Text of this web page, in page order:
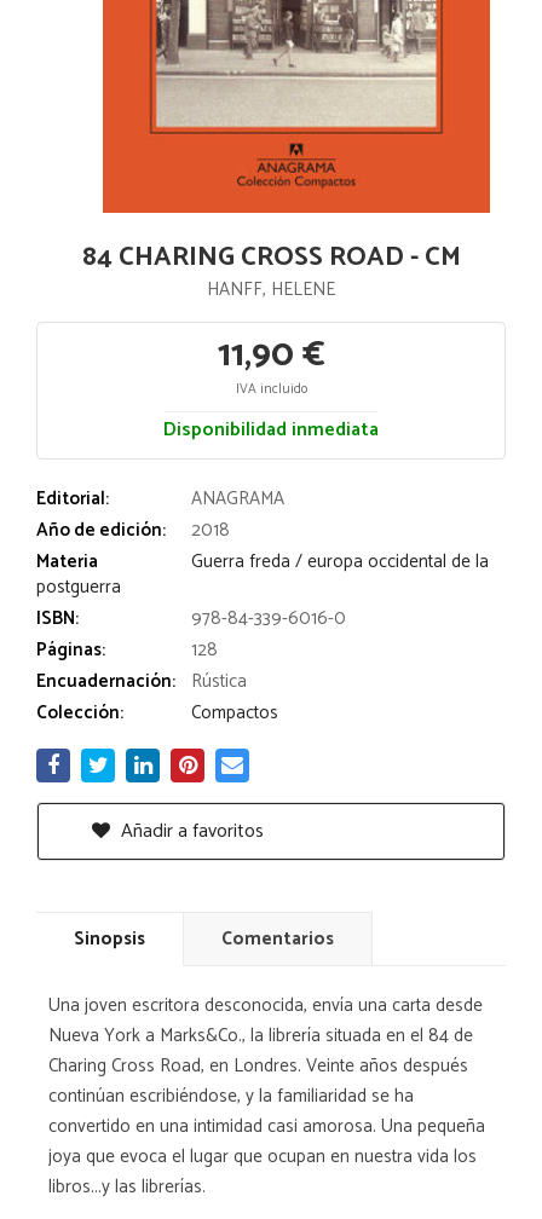
84 CHARING CROSS ROAD - CM
HANFF, HELENE
11,90 €
IVA incluido
Disponibilidad inmediata
Editorial:
ANAGRAMA
Año de edición:
2018
Materia
Guerra freda / europa occidental de la
postguerra
ISBN:
978-84-339-6016-0
Páginas:
128
Encuadernación: Rústica
Colección:
Compactos
Añadir a favoritos
Sinopsis Comentarios
Una joven escritora desconocida, envía una carta desde
Nueva York a Marks&Co., la librería situada en el 84 de
Charing Cross Road, en Londres. Veinte años después
continúan escribiéndose, y la familiaridad se ha
convertido en una intimidad casi amorosa. Una pequeña
joya que evoca el lugar que ocupan en nuestra vida los
libros...y las librerías.